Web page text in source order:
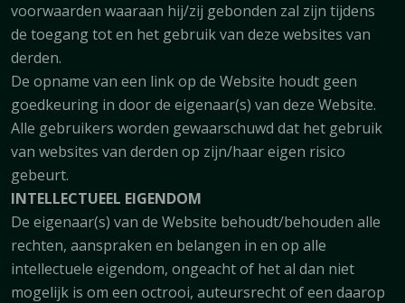
voorwaarden waaraan hij/zij gebonden zal zijn tijdens
de toegang tot en het gebruik van deze websites van
derden.
De opname van een link op de Website houdt geen
goedkeuring in door de eigenaar(s) van deze Website.
Alle gebruikers worden gewaarschuwd dat het gebruik
van websites van derden op zijn/haar eigen risico
gebeurt.
INTELLECTUEEL EIGENDOM
De eigenaar(s) van de Website behoudt/behouden alle
rechten, aanspraken en belangen in en op alle
intellectuele eigendom, ongeacht of het al dan niet
mogelijk is om een octrooi, auteursrecht of een daarop